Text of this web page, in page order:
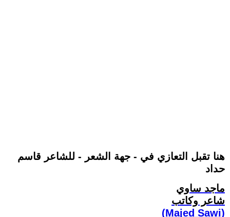
هنا تقبل التعازي في - جهة الشعر - للشاعر قاسم
حداد
ماجد ساوي
شاعر وكاتب
(Majed Sawi)